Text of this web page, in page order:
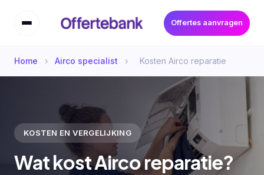
Offertes aanvragen
Home › Airco specialist › Kosten Airco reparatie
KOSTEN EN VERGELIJKING
Wat kost Airco reparatie?